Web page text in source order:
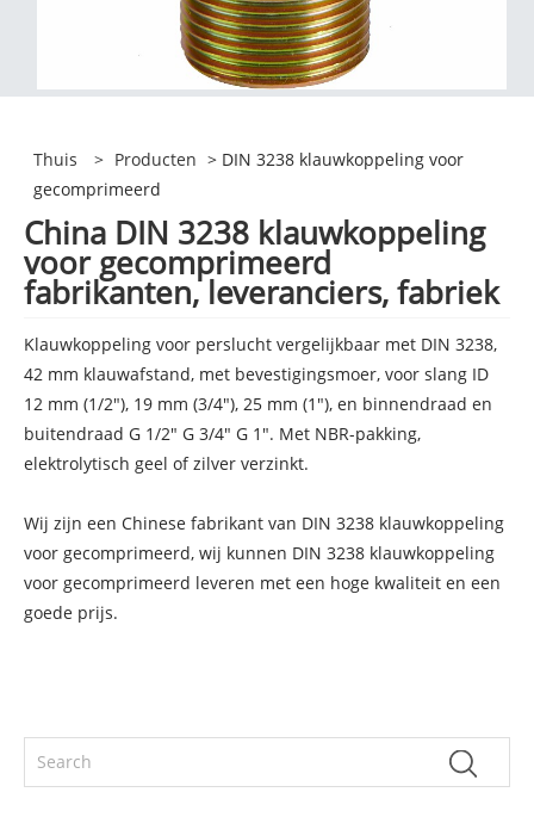
Thuis > Producten > DIN 3238 klauwkoppeling voor
gecomprimeerd
China DIN 3238 klauwkoppeling
voor gecomprimeerd
fabrikanten, leveranciers, fabriek
Klauwkoppeling voor perslucht vergelijkbaar met DIN 3238,
42 mm klauwafstand, met bevestigingsmoer, voor slang ID
12 mm (1/2"), 19 mm (3/4"), 25 mm (1"), en binnendraad en
buitendraad G 1/2" G 3/4" G 1". Met NBR-pakking,
elektrolytisch geel of zilver verzinkt.
Wij zijn een Chinese fabrikant van DIN 3238 klauwkoppeling
voor gecomprimeerd, wij kunnen DIN 3238 klauwkoppeling
voor gecomprimeerd leveren met een hoge kwaliteit en een
goede prijs.